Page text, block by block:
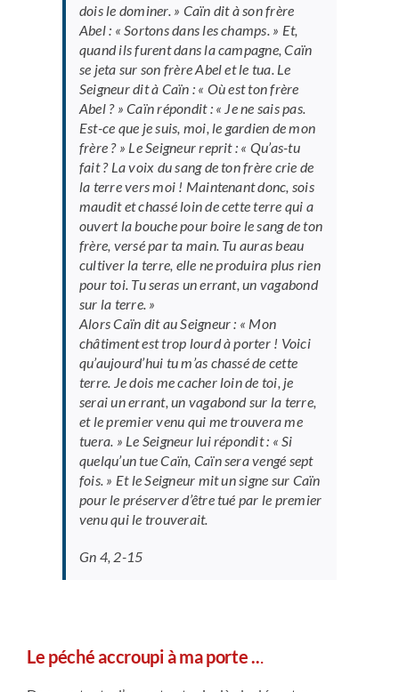
dois le dominer. » Caïn dit à son frère
Abel : « Sortons dans les champs. » Et,
quand ils furent dans la campagne, Caïn
se jeta sur son frère Abel et le tua. Le
Seigneur dit à Caïn : « Où est ton frère
Abel ? » Caïn répondit : « Je ne sais pas.
Est-ce que je suis, moi, le gardien de mon
frère ? » Le Seigneur reprit : « Qu’as-tu
fait ? La voix du sang de ton frère crie de
la terre vers moi ! Maintenant donc, sois
maudit et chassé loin de cette terre qui a
ouvert la bouche pour boire le sang de ton
frère, versé par ta main. Tu auras beau
cultiver la terre, elle ne produira plus rien
pour toi. Tu seras un errant, un vagabond
sur la terre. »
Alors Caïn dit au Seigneur : « Mon
châtiment est trop lourd à porter ! Voici
qu’aujourd’hui tu m’as chassé de cette
terre. Je dois me cacher loin de toi, je
serai un errant, un vagabond sur la terre,
et le premier venu qui me trouvera me
tuera. » Le Seigneur lui répondit : « Si
quelqu’un tue Caïn, Caïn sera vengé sept
fois. » Et le Seigneur mit un signe sur Caïn
pour le préserver d’être tué par le premier
venu qui le trouverait.
Gn 4, 2-15
Le péché accroupi à ma porte ..